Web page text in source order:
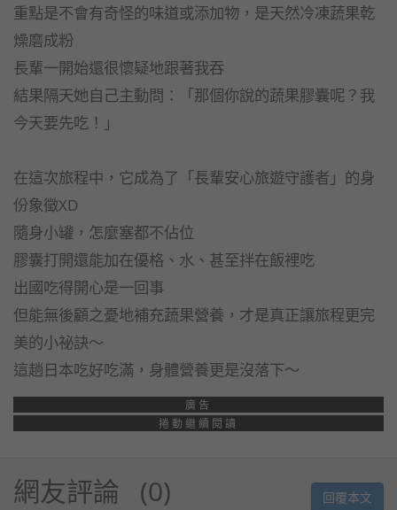
重點是不會有奇怪的味道或添加物，是天然冷凍蔬果乾
燥磨成粉
長輩一開始還很懷疑地跟著我吞
結果隔天她自己主動問：「那個你說的蔬果膠囊呢？我
今天要先吃！」
在這次旅程中，它成為了「長輩安心旅遊守護者」的身
份象徵XD
隨身小罐，怎麼塞都不佔位
膠囊打開還能加在優格、水、甚至拌在飯裡吃
出國吃得開心是一回事
但能無後顧之憂地補充蔬果營養，才是真正讓旅程更完
美的小祕訣～
這趟日本吃好吃滿，身體營養更是沒落下～
廣告
捲動繼續閱讀
網友評論 0 回覆本文